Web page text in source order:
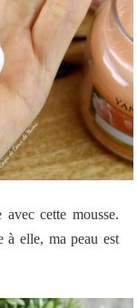
avec cette mousse.
à elle, ma peau est